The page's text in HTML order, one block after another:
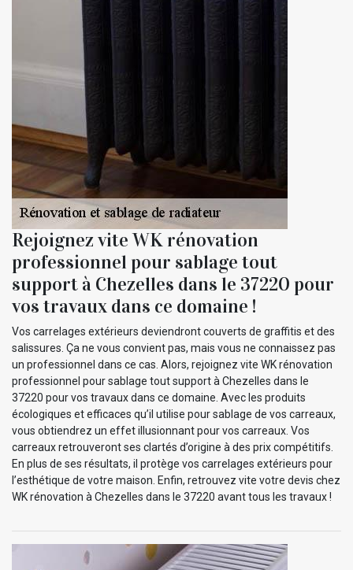
Rejoignez vite WK rénovation
professionnel pour sablage tout
support à Chezelles dans le 37220 pour
vos travaux dans ce domaine !
Vos carrelages extérieurs deviendront couverts de graffitis et des
salissures. Ça ne vous convient pas, mais vous ne connaissez pas
un professionnel dans ce cas. Alors, rejoignez vite WK rénovation
professionnel pour sablage tout support à Chezelles dans le
37220 pour vos travaux dans ce domaine. Avec les produits
écologiques et efficaces qu’il utilise pour sablage de vos carreaux,
vous obtiendrez un effet illusionnant pour vos carreaux. Vos
carreaux retrouveront ses clartés d’origine à des prix compétitifs.
En plus de ses résultats, il protège vos carrelages extérieurs pour
l’esthétique de votre maison. Enfin, retrouvez vite votre devis chez
WK rénovation à Chezelles dans le 37220 avant tous les travaux !